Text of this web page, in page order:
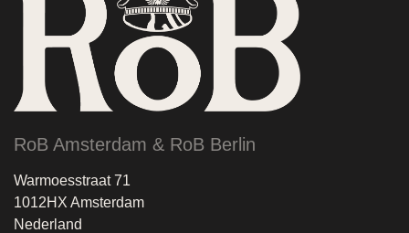
RoB Amsterdam & RoB Berlin
Warmoesstraat 71
1012HX Amsterdam
Nederland